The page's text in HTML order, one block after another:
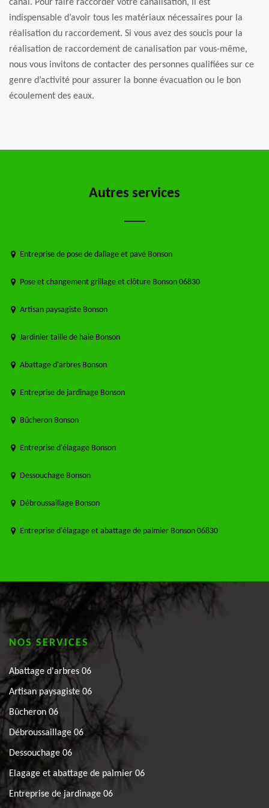
canal. Pour faire raccorder votre canalisation, il est
indispensable d’avoir tous les matériaux nécessaires pour la
réalisation du raccordement. Si vous avez des soucis pour la
réalisation de raccordement de canalisation par vous-même,
nous vous invitons de contacter des personnes qualifiées sur ce
genre d’activité pour assurer la bonne évacuation ou le bon
écoulement des eaux.
Autres services
Entreprise de pose de dallage et pavé Bonson
Pose et changement grillage et clôture Bonson 06830
Artisan paysagiste Bonson
Jardinier taille de haie Bonson
Abattage d'arbres Bonson
Entreprise de jardinage Bonson
Bûcheron Bonson
Entreprise d'élagage Bonson
Dessouchage Bonson
Débroussaillage Bonson
Entreprise d'élagage et abattage de palmier Bonson 06830
NOS SERVICES
Abattage d'arbres 06
Artisan paysagiste 06
Bûcheron 06
Débroussaillage 06
Dessouchage 06
Elagage et abattage de palmier 06
Entreprise de jardinage 06